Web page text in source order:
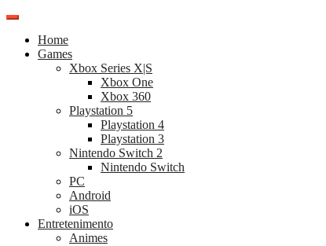
Pular
conteúdo
Home
Games
Xbox Series X|S
Xbox One
Xbox 360
Playstation 5
Playstation 4
Playstation 3
Nintendo Switch 2
Nintendo Switch
PC
Android
iOS
Entretenimento
Animes